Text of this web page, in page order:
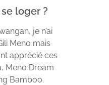
loger ?
je n’ai
Meno mais
apprécié ces
Meno Dream
Bamboo.